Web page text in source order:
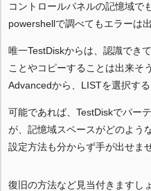
コントロールパネルの記憶域で
powershellで調べてもエラーは
唯一TestDiskからは、認識でき
ことやコピーすることは出来そ
Advancedから、LISTを選択する
可能であれば、TestDiskでパー
が、記憶域スペースがどのよう
設定方法も分からず手が出せませ
復旧の方法など見当付きますし